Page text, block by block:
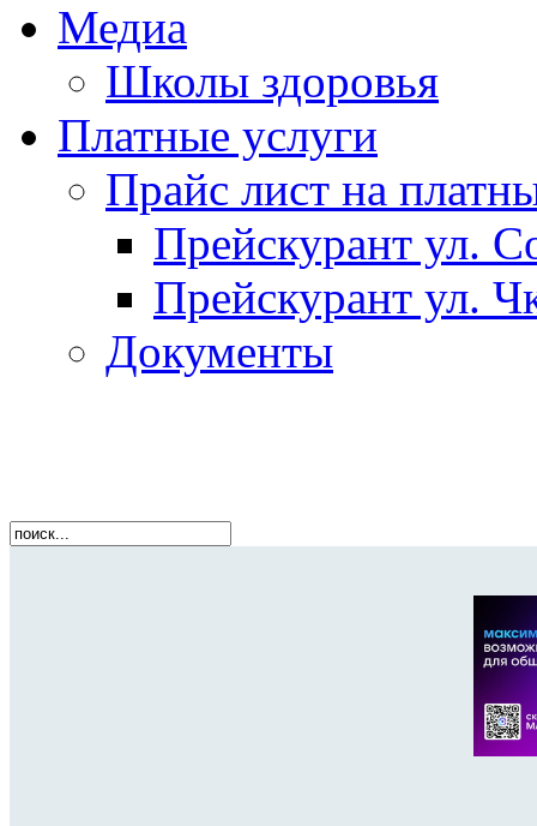
Медиа
Школы здоровья
Платные услуги
Прайс лист на
Прейскурант ул.
Прейскурант ул.
Документы